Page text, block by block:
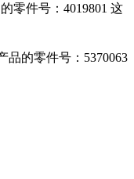
零件号：4019801 这
品的零件号：5370063